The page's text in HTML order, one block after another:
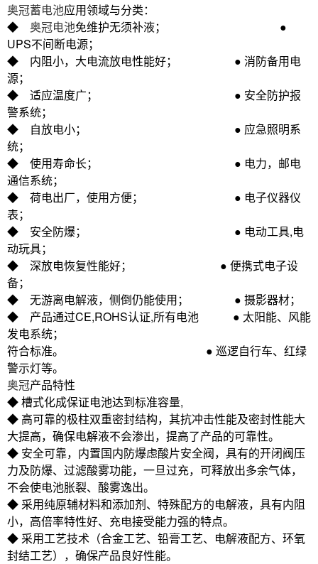
奥冠蓄电池应用领域与分类：
◆ 奥冠电池免维护无须补液； ●
UPS不间断电源；
◆ 内阻小，大电流放电性能好； ● 消防备用电
源；
◆ 适应温度广； ● 安全防护报
警系统；
◆ 自放电小； ● 应急照明系
统；
◆ 使用寿命长； ● 电力，邮电
通信系统；
◆ 荷电出厂，使用方便； ● 电子仪器仪
表；
◆ 安全防爆； ● 电动工具,电
动玩具；
◆ 深放电恢复性能好； ● 便携式电子设
备；
◆ 无游离电解液，侧倒仍能使用； ● 摄影器材；
◆ 产品通过CE,ROHS认证,所有电池 ● 太阳能、风能
发电系统；
符合标准。 ● 巡逻自行车、红绿
警示灯等。
奥冠产品特性
◆ 槽式化成保证电池达到标准容量,
◆ 高可靠的极柱双重密封结构，其抗冲击性能及密封性能大
大提高，确保电解液不会渗出，提高了产品的可靠性。
◆ 安全可靠，内置国内防爆虑酸片安全阀，具有的开闭阀压
力及防爆、过滤酸雾功能，一旦过充，可释放出多余气体，
不会使电池胀裂、酸雾逸出。
◆ 采用纯原辅材料和添加剂、特殊配方的电解液，具有内阻
小，高倍率特性好、充电接受能力强的特点。
◆ 采用工艺技术（合金工艺、铅膏工艺、电解液配方、环氧
封结工艺），确保产品良好性能。